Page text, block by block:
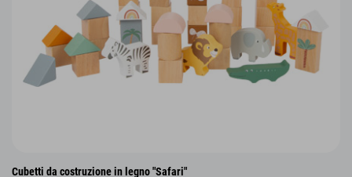
Cubetti da costruzione in legno "Safari"